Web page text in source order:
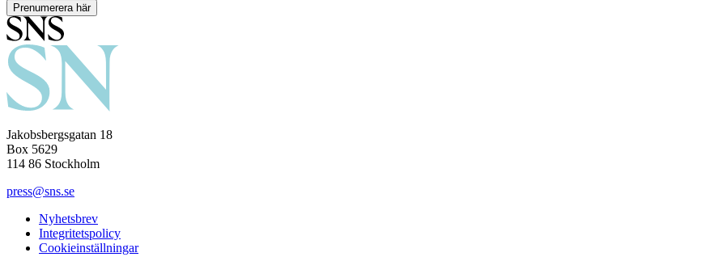
Prenumerera här
Jakobsbergsgatan 18
Box 5629
114 86 Stockholm
press@sns.se
Nyhetsbrev
Integritetspolicy
Cookieinställningar